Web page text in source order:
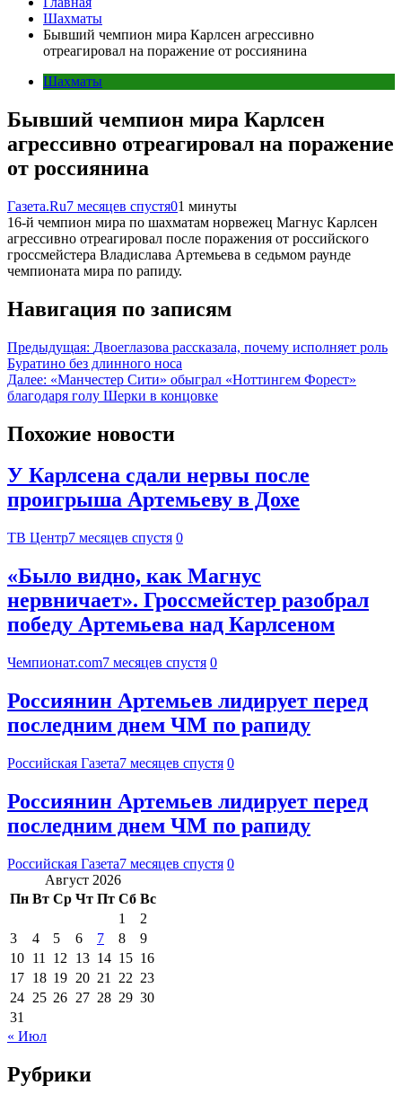
Шахматы
Бывший чемпион мира Карлсен агрессивно
отреагировал на поражение от россиянина
Шахматы
Бывший чемпион мира Карлсен
агрессивно отреагировал на поражение
от россиянина
Газета.Ru7 месяцев спустя01 минуты
16-й чемпион мира по шахматам норвежец Магнус Карлсен
агрессивно отреагировал после поражения от российского
гроссмейстера Владислава Артемьева в седьмом раунде
чемпионата мира по рапиду.
Навигация по записям
Предыдущая: Двоеглазова рассказала, почему исполняет роль
Буратино без длинного носа
Далее: «Манчестер Сити» обыграл «Ноттингем Форест»
благодаря голу Шерки в концовке
Похожие новости
У Карлсена сдали нервы после
проигрыша Артемьеву в Дохе
ТВ Центр7 месяцев спустя 0
«Было видно, как Магнус
нервничает». Гроссмейстер разобрал
победу Артемьева над Карлсеном
Чемпионат.com7 месяцев спустя 0
Россиянин Артемьев лидирует перед
последним днем ЧМ по рапиду
Российская Газета7 месяцев спустя 0
Россиянин Артемьев лидирует перед
последним днем ЧМ по рапиду
Российская Газета7 месяцев спустя 0
Август 2026
Пн Вт Ср Чт Пт Сб Вс
1
2
3
4 5 6 7 8
9
10 11 12 13 14 15 16
17 18 19 20 21 22 23
24 25 26 27 28 29 30
31
« Июл
Рубрики